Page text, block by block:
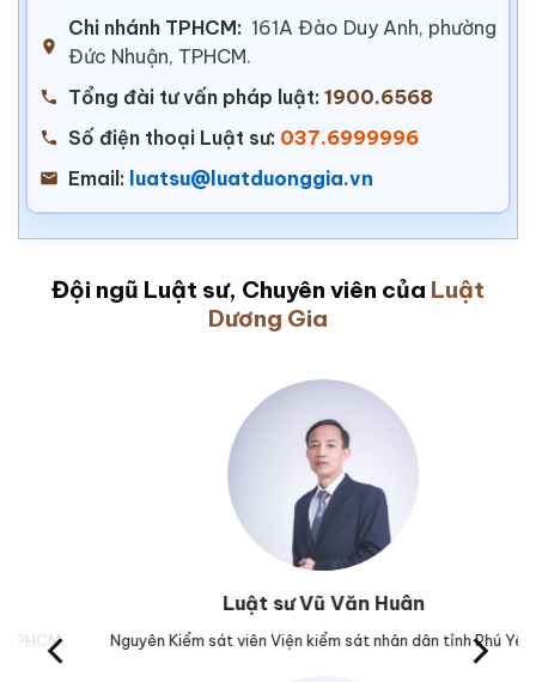
Chi nhánh TPHCM: 161A Đào Duy Anh, phường
Đức Nhuận, TPHCM.
Tổng đài tư vấn pháp luật: 1900.6568
Số điện thoại Luật sư: 037.6999996
Email: luatsu@luatduonggia.vn
Đội ngũ Luật sư, Chuyên viên của Luật
Dương Gia
Luật sư Vũ Văn Huân
Nguyên Kiểm sát viên Viện kiểm sát nhân dân tỉnh Phú Yên.